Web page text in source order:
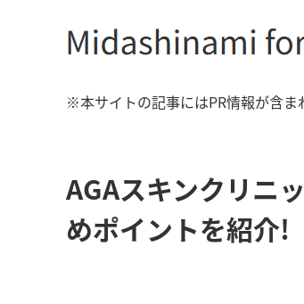
※本サイトの記事にはPR情報が含ま
AGAスキンクリニ
めポイントを紹介!